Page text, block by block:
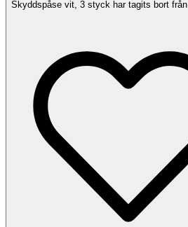
Skyddspåse vit, 3 styck har tagits bort